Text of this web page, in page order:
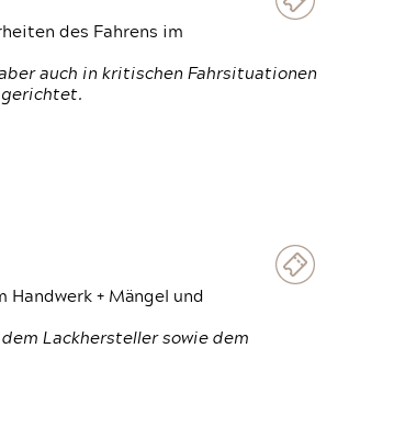
des Fahrens im
auch in kritischen Fahrsituationen
gerichtet.
Handwerk + Mängel und
Lackhersteller sowie dem